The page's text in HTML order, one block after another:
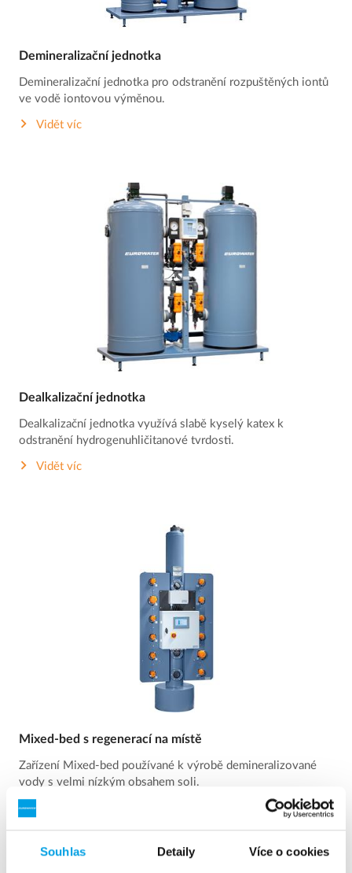
Souhlas Detaily Více o cookies
Demineralizační jednotka
Demineralizační jednotka pro odstranění rozpuštěných iontů
ve vodě iontovou výměnou.
Vidět víc
Dealkalizační jednotka
Dealkalizační jednotka využívá slabě kyselý katex k
odstranění hydrogenuhličitanové tvrdosti.
Vidět víc
Mixed-bed s regenerací na místě
Zařízení Mixed-bed používané k výrobě demineralizované
vody s velmi nízkým obsahem soli.